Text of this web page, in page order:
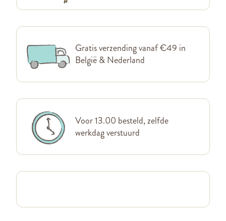
Gratis verzending vanaf €49 in
België & Nederland
Voor 13.00 besteld, zelfde
werkdag verstuurd